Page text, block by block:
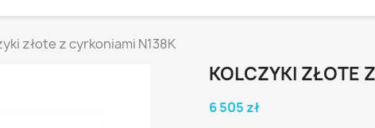
złote z cyrkoniami N138K
KOLCZYKI ZŁOTE
6 505 zł